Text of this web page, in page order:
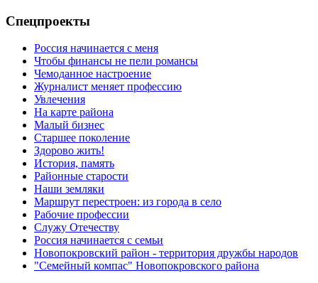
Спецпроекты
Россия начинается с меня
Чтобы финансы не пели романсы
Чемоданное настроение
Журналист меняет профессию
Увлечения
На карте района
Малый бизнес
Старшее поколение
Здорово жить!
История, память
Районные старости
Наши земляки
Маршрут перестроен: из города в село
Рабочие профессии
Служу Отечеству
Россия начинается с семьи
Новопокровский район - территория дружбы народов
"Семейный компас" Новопокровского района